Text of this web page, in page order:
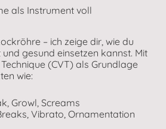
als Instrument voll
– ich zeige dir, wie du
gesund einsetzen kannst. Mit
(CVT) als Grundlage
wie:
Growl, Screams
Vibrato, Ornamentation